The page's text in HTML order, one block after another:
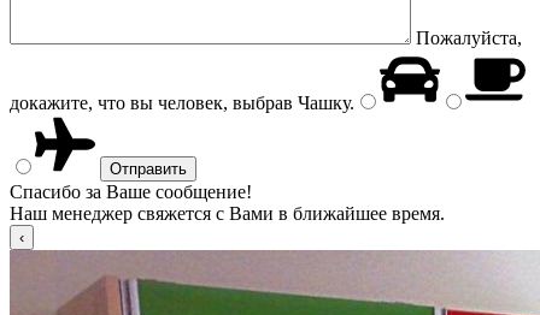
Пожалуйста,
докажите, что вы человек, выбрав Чашку.
Спасибо за Ваше сообщение!
Наш менеджер свяжется с Вами в ближайшее время.